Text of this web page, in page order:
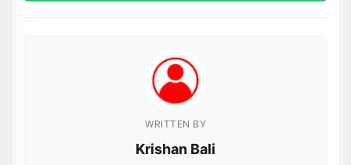
WRITTEN BY
Krishan Bali